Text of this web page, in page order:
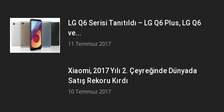
LG Q6 Serisi Tanıtıldı – LG Q6 Plus, LG Q6
ve...
11 Temmuz 2017
Xiaomi, 2017 Yılı 2. Çeyreğinde Dünyada
Satış Rekoru Kırdı
10 Temmuz 2017